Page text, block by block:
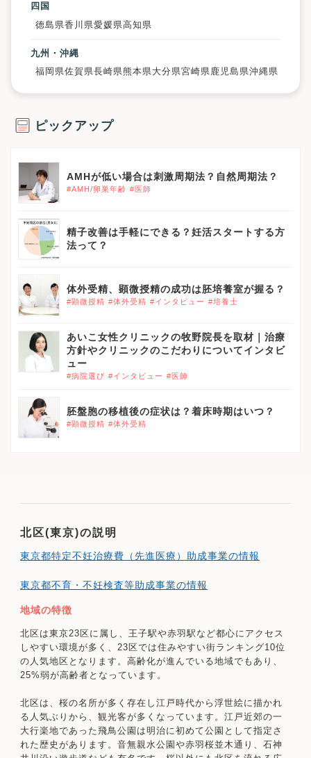
四国
徳島県香川県愛媛県高知県
九州・沖縄
福岡県佐賀県長崎県熊本県大分県宮崎県鹿児島県沖縄県
ピックアップ
AMHが低い場合は刺激周期法？自然周期法？
#AMH/卵巣年齢 #医師
精子改善は手軽にできる？妊活スタートする方
法って？
体外受精、顕微授精の成功は胚培養室が握る？
#顕微授精 #体外受精 #インタビュー #培養士
あいこ女性クリニックの牧野院長を取材｜治療
方針やクリニックのこだわりについてインタビ
ュー
#病院選び #インタビュー #医師
胚盤胞の移植後の症状は？着床時期はいつ？
#顕微授精 #体外受精
北区(東京)の説明
東京都特定不妊治療費（先進医療）助成事業の情報
東京都不育・不妊検査等助成事業の情報
地域の特徴
北区は東京23区に属し、王子駅や赤羽駅など都心にアクセス
しやすい環境が多く、23区では住みやすい街ランキング10位
の人気地区となります。高齢化が進んでいる地域でもあり、
25%弱が高齢者となっています。
北区は、桜の名所が多く存在し江戸時代から浮世絵に描かれ
る人気ぶりから、観光客が多くなっています。江戸近郊の一
大行楽地であった飛鳥公園は明治に初めて公園として指定さ
れた歴史があります。音無親水公園や赤羽桜並木通り、石神